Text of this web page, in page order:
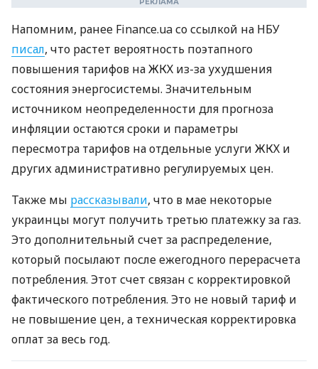
Напомним, ранее Finance.ua со ссылкой на НБУ
писал, что растет вероятность поэтапного
повышения тарифов на ЖКХ из-за ухудшения
состояния энергосистемы. Значительным
источником неопределенности для прогноза
инфляции остаются сроки и параметры
пересмотра тарифов на отдельные услуги ЖКХ и
других административно регулируемых цен.
Также мы рассказывали, что в мае некоторые
украинцы могут получить третью платежку за газ.
Это дополнительный счет за распределение,
который посылают после ежегодного перерасчета
потребления. Этот счет связан с корректировкой
фактического потребления. Это не новый тариф и
не повышение цен, а техническая корректировка
оплат за весь год.